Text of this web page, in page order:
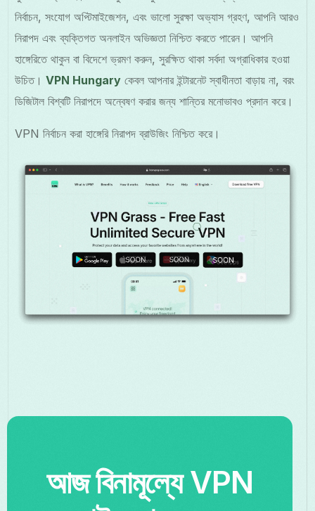
নির্বাচন, সংযোগ অপ্টিমাইজেশন, এবং ভালো সুরক্ষা অভ্যাস গ্রহণ, আপনি আরও
নিরাপদ এবং ব্যক্তিগত অনলাইন অভিজ্ঞতা নিশ্চিত করতে পারেন। আপনি
হাঙ্গেরিতে থাকুন বা বিদেশে ভ্রমণ করুন, সুরক্ষিত থাকা সর্বদা অগ্রাধিকার হওয়া
উচিত।VPN Hungary কেবল আপনার ইন্টারনেট স্বাধীনতা বাড়ায় না, বরং
ডিজিটাল বিশ্বটি নিরাপদে অন্বেষণ করার জন্য শান্তির মনোভাবও প্রদান করে।
VPN নির্বাচন করা হাঙ্গেরি নিরাপদ ব্রাউজিং নিশ্চিত করে।
আজ বিনামূল্যে VPN